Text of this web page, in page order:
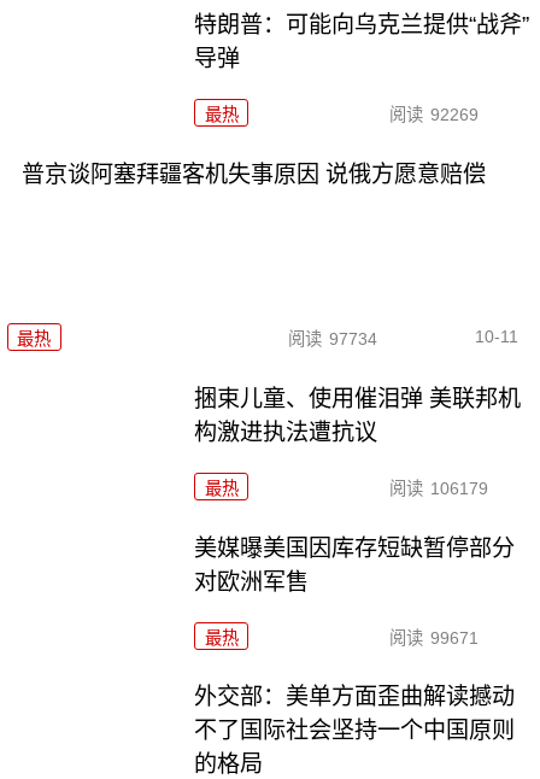
特朗普：可能向乌克兰提供“战斧”
导弹
最热 阅读 92269
普京谈阿塞拜疆客机失事原因 说俄方愿意赔偿
最热 阅读 97734 10-11
捆束儿童、使用催泪弹 美联邦机
构激进执法遭抗议
最热 阅读 106179
美媒曝美国因库存短缺暂停部分
对欧洲军售
最热 阅读 99671
外交部：美单方面歪曲解读撼动
不了国际社会坚持一个中国原则
的格局